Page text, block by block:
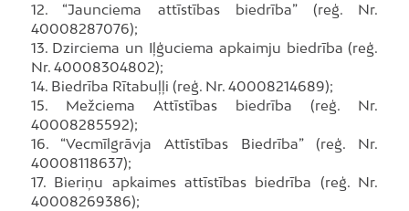
12. “Jaunciema attīstības biedrība” (reģ. Nr.
40008287076);
13. Dzirciema un Iļģuciema apkaimju biedrība (reģ.
Nr. 40008304802);
14. Biedrība Rītabuļļi (reģ. Nr. 40008214689);
15. Mežciema Attīstības biedrība (reģ. Nr.
40008285592);
16. “Vecmīlgrāvja Attīstības Biedrība” (reģ. Nr.
40008118637);
17. Bieriņu apkaimes attīstības biedrība (reģ. Nr.
40008269386);